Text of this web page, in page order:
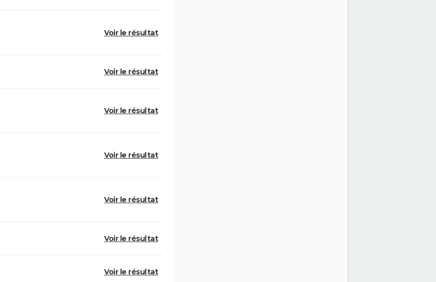
Voir le résultat
Voir le résultat
Voir le résultat
Voir le résultat
Voir le résultat
Voir le résultat
Voir le résultat